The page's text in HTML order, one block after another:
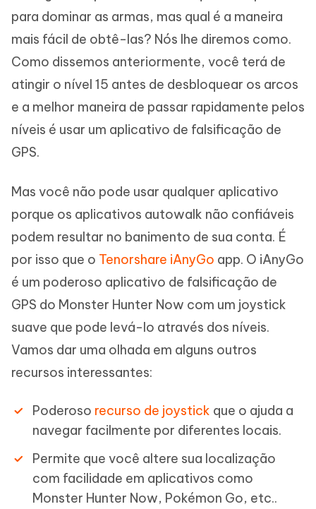
para dominar as armas, mas qual é a maneira
mais fácil de obtê-las? Nós lhe diremos como.
Como dissemos anteriormente, você terá de
atingir o nível 15 antes de desbloquear os arcos
e a melhor maneira de passar rapidamente pelos
níveis é usar um aplicativo de falsificação de
GPS.
Mas você não pode usar qualquer aplicativo
porque os aplicativos autowalk não confiáveis
podem resultar no banimento de sua conta. É
por isso que o Tenorshare iAnyGo app. O iAnyGo
é um poderoso aplicativo de falsificação de
GPS do Monster Hunter Now com um joystick
suave que pode levá-lo através dos níveis.
Vamos dar uma olhada em alguns outros
recursos interessantes:
Poderoso recurso de joystick que o ajuda a
navegar facilmente por diferentes locais.
Permite que você altere sua localização
com facilidade em aplicativos como
Monster Hunter Now, Pokémon Go, etc..